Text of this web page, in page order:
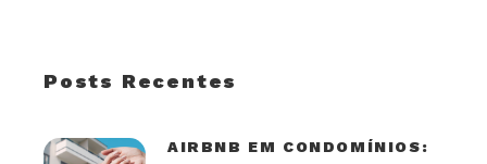
Posts Recentes
AIRBNB EM CONDOMÍNIOS: